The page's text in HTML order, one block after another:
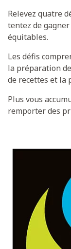
Relevez quatre
tentez de
équitables.
Les défis
la préparation
de recettes et la
Plus vous
remporter des